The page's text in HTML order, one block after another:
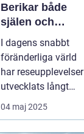
Berikar både
själen och
sinnet
I dagens snabbt
föränderliga värld
har reseupplevelser
utvecklats långt
bortom ...
04 maj 2025